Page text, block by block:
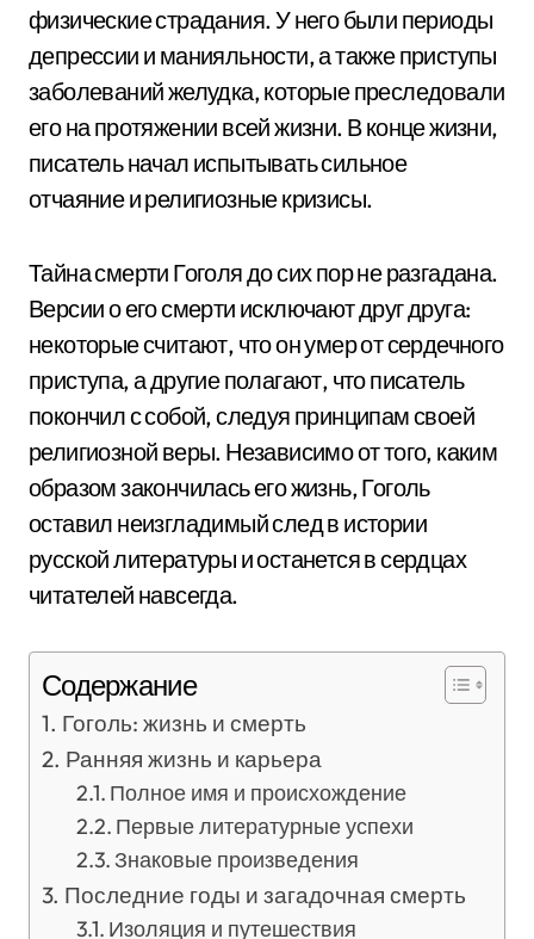
физические страдания. У него были периоды
депрессии и манияльности, а также приступы
заболеваний желудка, которые преследовали
его на протяжении всей жизни. В конце жизни,
писатель начал испытывать сильное
отчаяние и религиозные кризисы.
Тайна смерти Гоголя до сих пор не разгадана.
Версии о его смерти исключают друг друга:
некоторые считают, что он умер от сердечного
приступа, а другие полагают, что писатель
покончил с собой, следуя принципам своей
религиозной веры. Независимо от того, каким
образом закончилась его жизнь, Гоголь
оставил неизгладимый след в истории
русской литературы и останется в сердцах
читателей навсегда.
Содержание
Гоголь: жизнь и смерть
Ранняя жизнь и карьера
Полное имя и происхождение
Первые литературные успехи
Знаковые произведения
Последние годы и загадочная смерть
Изоляция и путешествия